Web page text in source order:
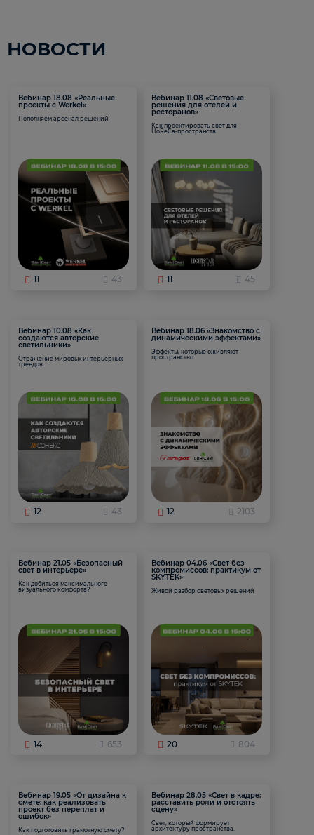
НОВОСТИ
Вебинар 18.08 «Реальные
проекты с Werkel»
Пополняем арсенал решений
11 43
Вебинар 11.08 «Световые
решения для отелей и
ресторанов»
Как проектировать свет для
HoReCa-пространств
11 45
Вебинар 10.08 «Как
создаются авторские
светильники»
Отражение мировых интерьерных
трендов
12 43
Вебинар 18.06 «Знакомство с
динамическими эффектами»
Эффекты, которые оживляют
пространство
12 2103
Вебинар 21.05 «Безопасный
свет в интерьере»
Как добиться максимального
визуального комфорта?
14 653
Вебинар 04.06 «Свет без
компромиссов: практикум от
SKYTEK»
Живой разбор световых решений
20 804
Вебинар 19.05 «От дизайна к
смете: как реализовать
проект без переплат и
ошибок»
Как подготовить грамотную смету?
Вебинар 28.05 «Свет в кадре:
расставить роли и отстоять
сцену»
Свет, который формирует
архитектуру пространства.